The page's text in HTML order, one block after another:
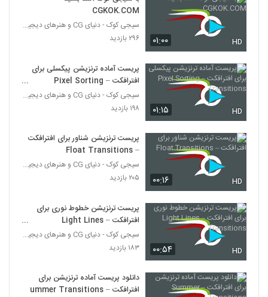
528
پروژه آماده افترافکت پک موزیک اکولایزر
۱۴ بازدید
529
تبلیغات کارت اعتباری Credit Card
۱۷ بازدید
530
پروژه آماده افترافکت لوگو موشن قطره آب
531
پروژه آماده افترافکت تایم لاین شرکت دیجیتال
۱۴ بازدید
532
پروژه آماده افترافکت المنت معده Stomach
Elements
533
Day
۱۴ بازدید
۰۱:۰۰ HD
CGKOK.COM
سیجی کوک - دنیای CG و هنرهای دیجیتال
۲۹۶ بازدید
۰۱:۱۵ HD
پریست آماده ترنزیشن پیکسلی برای
افترافکت – Pixel Sorting
Transitions
سیجی کوک - دنیای CG و هنرهای دیجیتال
۱۹۸ بازدید
۰۰:۱۶ HD
پریست ترنزیشن شناور برای افترافکت
– Float Transitions
سیجی کوک - دنیای CG و هنرهای دیجیتال
۲۰۵ بازدید
۰۰:۵۴ HD
پریست ترنزیشن خطوط نوری برای
افترافکت – Light Lines
Transitions
سیجی کوک - دنیای CG و هنرهای دیجیتال
۱۸۳ بازدید
دانلود پریست آماده ترنزیشن برای
افترافکت – Summer Transitions